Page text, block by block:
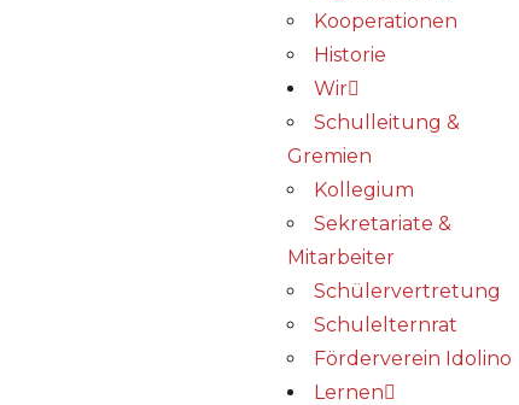
Kooperationen
Historie
Wir
Schulleitung &
Gremien
Kollegium
Sekretariate &
Mitarbeiter
Schülervertretung
Schulelternrat
Förderverein Idolino
Lernen